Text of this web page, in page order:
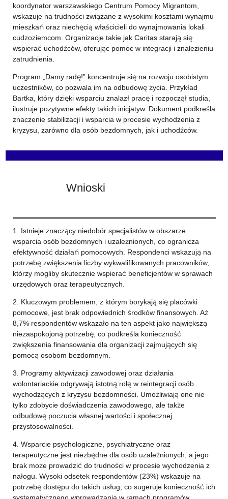
koordynator warszawskiego Centrum Pomocy Migrantom,
wskazuje na trudności związane z wysokimi kosztami wynajmu
mieszkań oraz niechęcią właścicieli do wynajmowania lokali
cudzoziemcom. Organizacje takie jak Caritas starają się
wspierać uchodźców, oferując pomoc w integracji i znalezieniu
zatrudnienia.
Program „Damy radę!” koncentruje się na rozwoju osobistym
uczestników, co pozwala im na odbudowę życia. Przykład
Bartka, który dzięki wsparciu znalazł pracę i rozpoczął studia,
ilustruje pozytywne efekty takich inicjatyw. Dokument podkreśla
znaczenie stabilizacji i wsparcia w procesie wychodzenia z
kryzysu, zarówno dla osób bezdomnych, jak i uchodźców.
Wnioski
1. Istnieje znaczący niedobór specjalistów w obszarze
wsparcia osób bezdomnych i uzależnionych, co ogranicza
efektywność działań pomocowych. Respondenci wskazują na
potrzebę zwiększenia liczby wykwalifikowanych pracowników,
którzy mogliby skutecznie wspierać beneficjentów w sprawach
urzędowych oraz terapeutycznych.
2. Kluczowym problemem, z którym borykają się placówki
pomocowe, jest brak odpowiednich środków finansowych. Aż
8,7% respondentów wskazało na ten aspekt jako największą
niezaspokojoną potrzebę, co podkreśla konieczność
zwiększenia finansowania dla organizacji zajmujących się
pomocą osobom bezdomnym.
3. Programy aktywizacji zawodowej oraz działania
wolontariackie odgrywają istotną rolę w reintegracji osób
wychodzących z kryzysu bezdomności. Umożliwiają one nie
tylko zdobycie doświadczenia zawodowego, ale także
odbudowę poczucia własnej wartości i społecznej
przystosowalności.
4. Wsparcie psychologiczne, psychiatryczne oraz
terapeutyczne jest niezbędne dla osób uzależnionych, a jego
brak może prowadzić do trudności w procesie wychodzenia z
nałogu. Wysoki odsetek respondentów (23%) wskazuje na
potrzebę dostępu do takich usług, co sugeruje konieczność ich